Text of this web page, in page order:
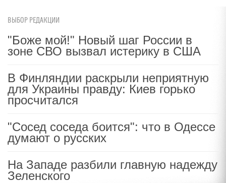
ВЫБОР РЕДАКЦИИ
"Боже мой!" Новый шаг России в
зоне СВО вызвал истерику в США
В Финляндии раскрыли неприятную
для Украины правду: Киев горько
просчитался
"Сосед соседа боится": что в Одессе
думают о русских
На Западе разбили главную надежду
Зеленского